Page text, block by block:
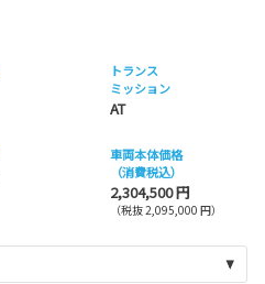
トランス
ミッション
AT
車両本体価格
（消費税込）
2,304,500 円
（税抜 2,095,000 円）